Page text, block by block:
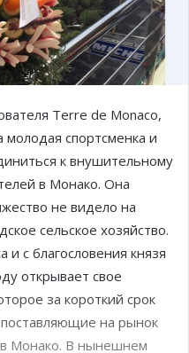
Terre de Monaco,
спортсменка и
к внушительному
в Монако. Она
не видело на
сельское хозяйство.
с благословения князя
открывает свое
за короткий срок
на рынок
Монако. В нынешнем